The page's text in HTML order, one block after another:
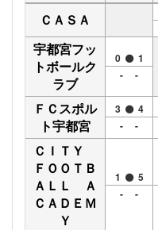
ＣＡＳＡ
宇都宮フッ
トボールク
ラブ
0
1
- -
ＦＣスポル
ト宇都宮
3
4
- -
ＣＩＴＹ
ＦＯＯＴＢ
ＡＬＬ Ａ
ＣＡＤＥＭ
Ｙ
1
5
- -